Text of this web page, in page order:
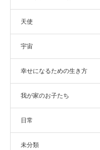
天使
宇宙
幸せになるための生き方
我が家のお子たち
日常
未分類